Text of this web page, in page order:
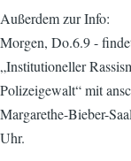
Außerdem zur Info:
Morgen, Do.6.9 -
„Institutioneller
Polizeigewalt“ mit
Margarethe-Bieber-
Uhr.